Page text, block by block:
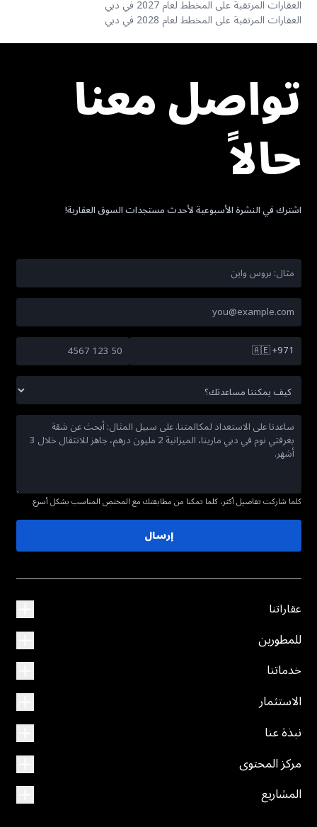
العقارات المرتقبة على المخطط لعام 2027 في دبي
العقارات المرتقبة على المخطط لعام 2028 في دبي
تواصل معنا
حالاً
اشترك في النشرة الأسبوعية لأحدث مستجدات السوق العقارية!
🇦🇪+971
كلما شاركت تفاصيل أكثر، كلما تمكنا من مطابقتك مع المختص المناسب بشكل أسرع.
إرسال
عقاراتنا
للمطورين
خدماتنا
الاستثمار
نبذة عنا
مركز المحتوى
المشاريع